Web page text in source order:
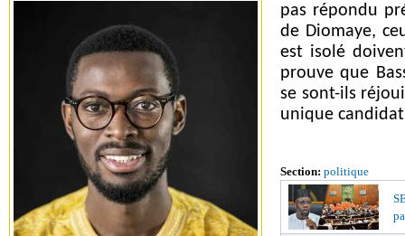
pas répondu
de Diomaye,
est isolé
prouve que
se sont-ils
unique
Section: politique